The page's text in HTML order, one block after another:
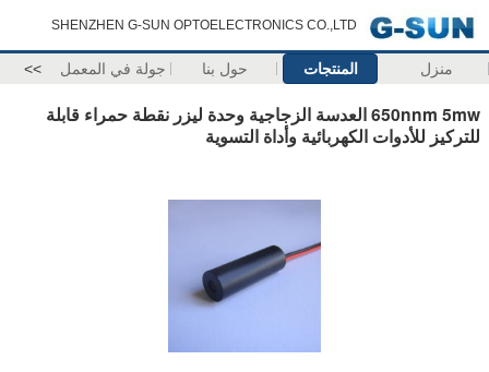
SHENZHEN G-SUN OPTOELECTRONICS CO.,LTD
منزل المنتجات حول بنا جولة في المعمل >>
650nnm 5mw العدسة الزجاجية وحدة ليزر نقطة حمراء قابلة
للتركيز للأدوات الكهربائية وأداة التسوية